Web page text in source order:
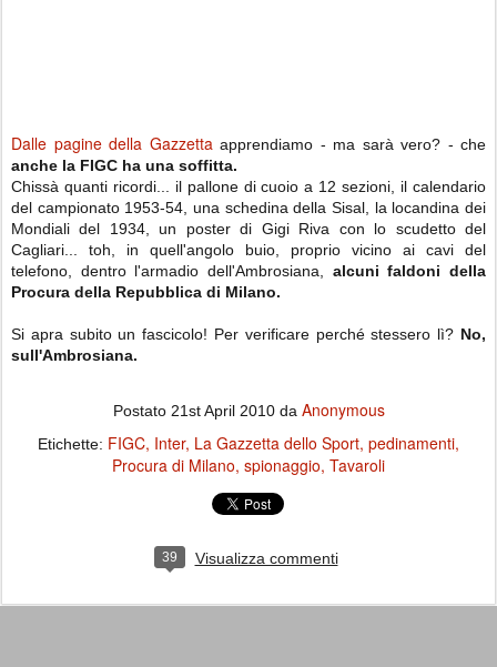
Dalle pagine della Gazzetta apprendiamo - ma sarà vero? - che
anche la FIGC ha una soffitta.
Chissà quanti ricordi... il pallone di cuoio a 12 sezioni, il calendario
del campionato 1953-54, una schedina della Sisal, la locandina dei
Mondiali del 1934, un poster di Gigi Riva con lo scudetto del
Cagliari... toh, in quell'angolo buio, proprio vicino ai cavi del
telefono, dentro l'armadio dell'Ambrosiana, alcuni faldoni della
Procura della Repubblica di Milano.
Si apra subito un fascicolo! Per verificare perché stessero lì? No,
sull'Ambrosiana.
Postato 21st April 2010da Anonymous
Etichette: FIGC Inter La Gazzetta dello Sport pedinamenti
Procura di Milano spionaggio Tavaroli
39 Visualizza commenti